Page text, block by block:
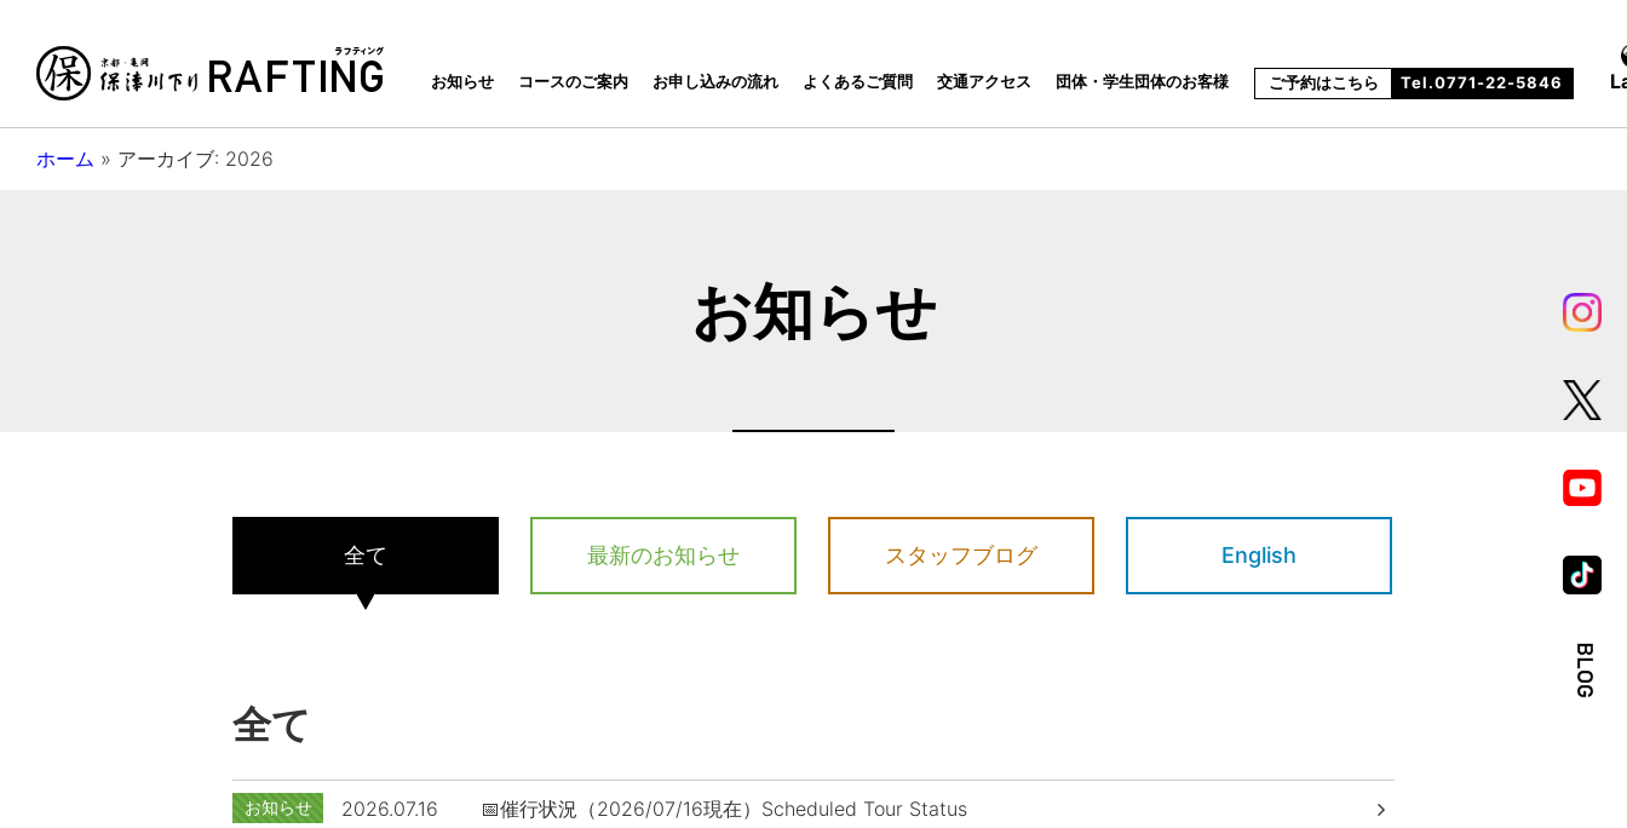
ビ
ス
キ
京都・亀岡 保津川下り RAFTING
お知らせ コースのご案内 お申し込みの流れ よくあるご質問 交通アクセス 団体・学生団体のお客様 ご予約はこちら Tel.0771-22-5846
ホーム » アーカイブ: 2026
お知らせ
全て 最新のお知らせ スタッフブログ English
全て
お知らせ 2026.07.16 📅催行状況（2026/07/16現在）Scheduled Tour Status